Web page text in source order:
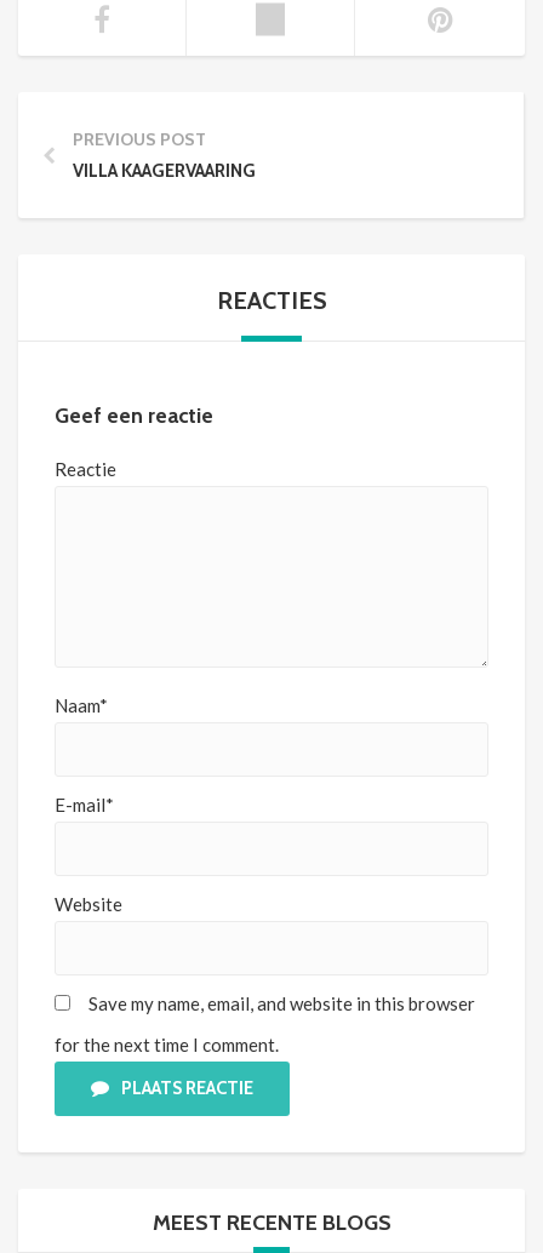
PREVIOUS POST
VILLA KAAGERVAARING
REACTIES
Geef een reactie
Reactie
Naam*
E-mail*
Website
Save my name, email, and website in this browser
for the next time I comment.
PLAATS REACTIE
MEEST RECENTE BLOGS